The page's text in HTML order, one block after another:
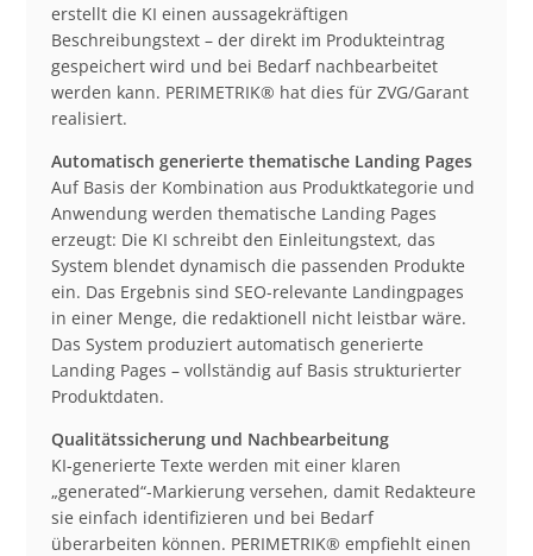
erstellt die KI einen aussagekräftigen
Beschreibungstext – der direkt im Produkteintrag
gespeichert wird und bei Bedarf nachbearbeitet
werden kann. PERIMETRIK® hat dies für ZVG/Garant
realisiert.
Automatisch generierte thematische Landing Pages
Auf Basis der Kombination aus Produktkategorie und
Anwendung werden thematische Landing Pages
erzeugt: Die KI schreibt den Einleitungstext, das
System blendet dynamisch die passenden Produkte
ein. Das Ergebnis sind SEO-relevante Landingpages
in einer Menge, die redaktionell nicht leistbar wäre.
Das System produziert automatisch generierte
Landing Pages – vollständig auf Basis strukturierter
Produktdaten.
Qualitätssicherung und Nachbearbeitung
KI-generierte Texte werden mit einer klaren
„generated“-Markierung versehen, damit Redakteure
sie einfach identifizieren und bei Bedarf
überarbeiten können. PERIMETRIK® empfiehlt einen